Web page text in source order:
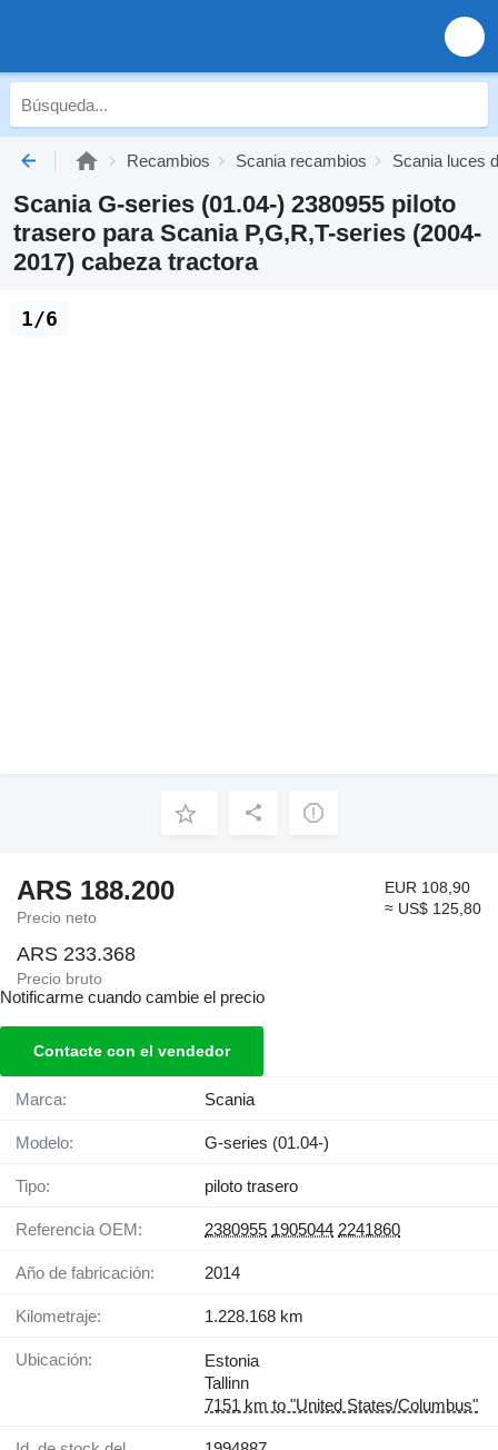
Recambios Scania recambios Scania luces
Scania G-series (01.04-) 2380955 piloto
trasero para Scania P,G,R,T-series (2004-
2017) cabeza tractora
1/6
ARS 188.200
Precio neto
EUR 108,90
≈ US$ 125,80
ARS 233.368
Precio bruto
Notificarme cuando cambie el precio
Contacte con el vendedor
Marca: Scania
Modelo: G-series (01.04-)
Tipo: piloto trasero
Referencia OEM: 2380955 1905044 2241860
Año de fabricación: 2014
Kilometraje: 1.228.168 km
Ubicación:
Estonia
Tallinn
7151 km to "United States/Columbus"